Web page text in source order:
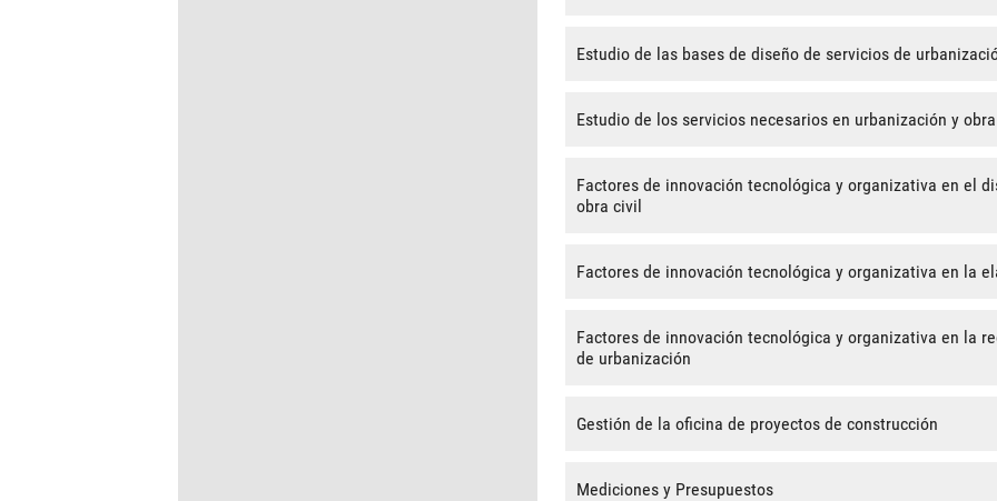
Estudio de las bases de diseño de servicios de
Estudio de los servicios necesarios en urbanización y
Factores de innovación tecnológica y organizativa en el
obra civil
Factores de innovación tecnológica y organizativa en la
Factores de innovación tecnológica y organizativa en la
de urbanización
Gestión de la oficina de proyectos de construcción
Mediciones y Presupuestos